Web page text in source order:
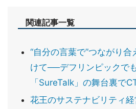
関連記事一覧
“自分の言葉で”つながり
けて──デフリンピックで
「SureTalk」の舞台裏で
花王のサステナビリティ